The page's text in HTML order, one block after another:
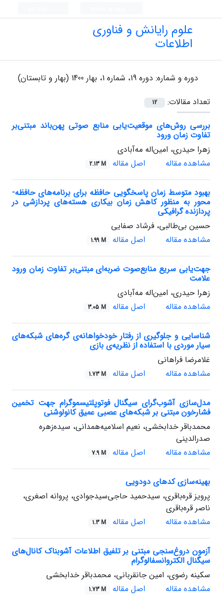
علوم رایانش و فناوری
اطلاعات
دوره و شماره: دوره 19، شماره 1، بهار 1400 (بهار و تابستان)
تعداد مقالات:
12
بررسی روش‌های موقعیت‌یابی منابع صوتی پهن‌باند مبتنی‌بر
تفاوت زمان ورود
زهرا حیدری، امین‌اله مه‌آبادی
مشاهده مقاله
اصل مقاله 2.13 M
بهبود متوسط زمان پاسخگویی حافظه برای برنامه‌های حافظه-
محور به منظور کاهش زمان بیکاری هسته‌های پردازشی در
پردازنده گرافیکی
حسین بی‌طالبی، فرشاد صفایی
مشاهده مقاله
اصل مقاله 1.99 M
جهت‌یابی سریع منابع‌صوت ضربه‌ای مبتنی‌بر تفاوت زمان ورود
علامت
زهرا حیدری، امین‌اله مه‌آبادی
مشاهده مقاله
اصل مقاله 3.05 M
شناسایی و جلوگیری از رفتار خودخواهانه‌ی گره‌های شبکه‌های
سیار موردی با استفاده از نظریه‌ی بازی‌
غلامرضا فراهانی
مشاهده مقاله
اصل مقاله 1.73 M
مدل‌سازی آشوب‌گرای سیگنال فوتوپلتیسموگرام جهت تخمین
فشارخون مبتنی بر شبکه‌های عصبی عمیق کانولوشنی
محمدباقر خدابخشی، نعیم اسلامیه‌همدانی، سیده‌زهره
صدرالدینی
مشاهده مقاله
اصل مقاله 7.9 M
بهینه‌سازی کدهای دودویی
پرویز قره‌باقری، سیدحمید حاجی‌سیدجوادی، پروانه اصغری،
ناصر قره‌باقری
مشاهده مقاله
اصل مقاله 1.3 M
آزمون دروغ‌سنجی مبتنی بر تلفیق اطلاعات آشوبناک کانال‌های
سیگنال الکتروانسفالوگرام
سکینه رضوی، امین جانقربانی، محمد‌باقر خدابخشی
مشاهده مقاله
اصل مقاله 1.73 M